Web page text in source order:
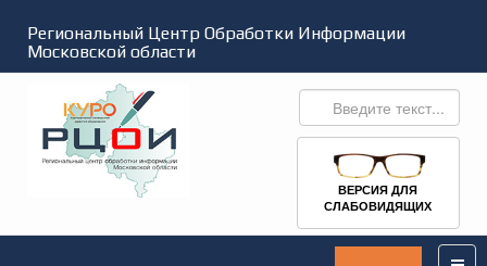
Региональный Центр Обработки Информации
Московской области
ВЕРСИЯ ДЛЯ
СЛАБОВИДЯЩИХ